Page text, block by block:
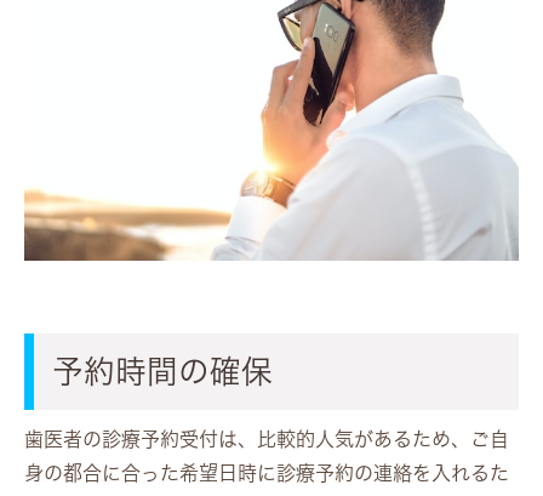
予約時間の確保
歯医者の診療予約受付は、比較的人気があるため、ご自
身の都合に合った希望日時に診療予約の連絡を入れるた